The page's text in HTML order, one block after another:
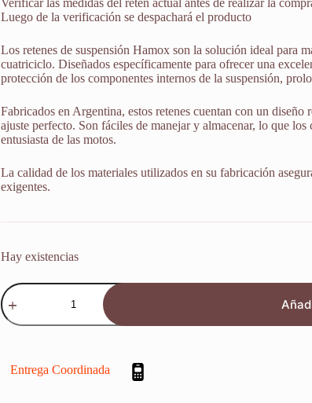
Verificar las medidas del retén actual antes de realizar la
Luego de la verificación se despachará el producto
Los retenes de suspensión Hamox son la solución ideal para
cuatriciclo. Diseñados específicamente para ofrecer una
protección de los componentes internos de la suspensión,
Fabricados en Argentina, estos retenes cuentan con un
ajuste perfecto. Son fáciles de manejar y almacenar, lo que
entusiasta de las motos.
La calidad de los materiales utilizados en su fabricación
exigentes.
Hay existencias
Retenes
Suspensión
Yamaha
95/02
Entrega Coordinada